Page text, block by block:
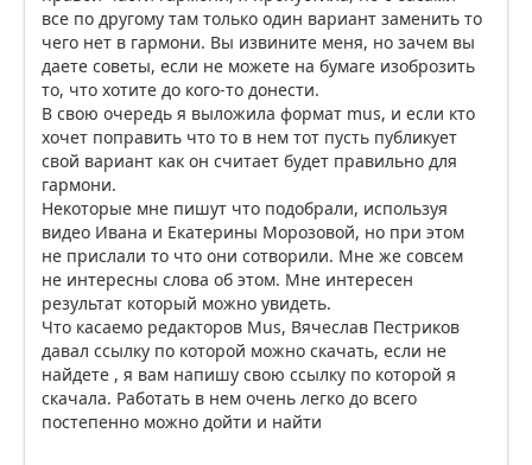
все по другому там только один вариант заменить то
чего нет в гармони. Вы извините меня, но зачем вы
даете советы, если не можете на бумаге изоброзить
то, что хотите до кого-то донести.
В свою очередь я выложила формат mus, и если кто
хочет поправить что то в нем тот пусть публикует
свой вариант как он считает будет правильно для
гармони.
Некоторые мне пишут что подобрали, используя
видео Ивана и Екатерины Морозовой, но при этом
не прислали то что они сотворили. Мне же совсем
не интересны слова об этом. Мне интересен
результат который можно увидеть.
Что касаемо редакторов Mus, Вячеслав Пестриков
давал ссылку по которой можно скачать, если не
найдете , я вам напишу свою ссылку по которой я
скачала. Работать в нем очень легко до всего
постепенно можно дойти и найти